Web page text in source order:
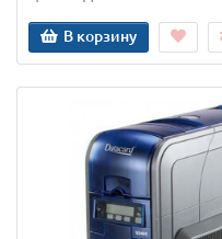
В корзину